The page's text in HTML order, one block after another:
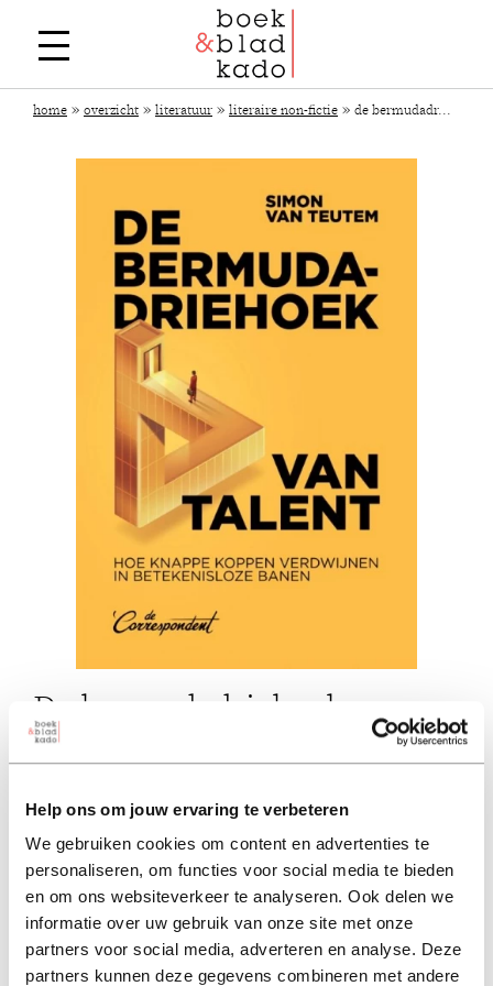
Help ons om jouw ervaring te verbeteren
We gebruiken cookies om content en advertenties te
personaliseren, om functies voor social media te bieden
en om ons websiteverkeer te analyseren. Ook delen we
informatie over uw gebruik van onze site met onze
partners voor social media, adverteren en analyse. Deze
partners kunnen deze gegevens combineren met andere
home » overzicht » literatuur » literaire non-fictie » de bermudadr...
De bermudadriehoek van
talent
paperback 22,00 ebook 12,50
22,00 excl. 3,95 verzendkosten NL
in winkelmand